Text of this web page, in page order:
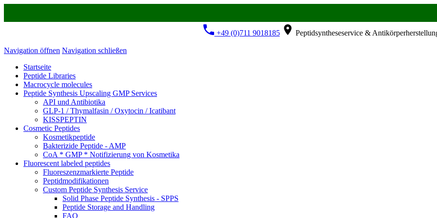
+49 (0)711 9018185 Peptidsyntheseservice &
Navigation öffnen Navigation schließen
Startseite
Peptide Libraries
Macrocycle molecules
Peptide Synthesis Upscaling GMP Services
API und Antibiotika
GLP-1 / Thymalfasin / Oxytocin / Icatibant
KISSPEPTIN
Cosmetic Peptides
Kosmetikpeptide
Bakterizide Peptide - AMP
CoA * GMP * Notifizierung von Kosmetika
Fluorescent labeled peptides
Fluoreszenzmarkierte Peptide
Peptidmodifikationen
Custom Peptide Synthesis Service
Solid Phase Peptide Synthesis - SPPS
Peptide Storage and Handling
FAQ